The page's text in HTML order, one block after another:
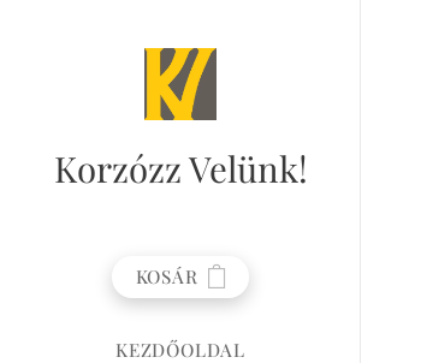
KorzózzVelünk!
KOSÁR
KEZDŐOLDAL